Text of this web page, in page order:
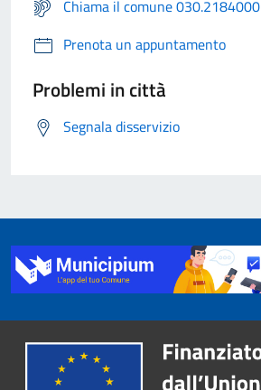
Chiama il comune 030.2184000
Prenota un appuntamento
Problemi in città
Segnala disservizio